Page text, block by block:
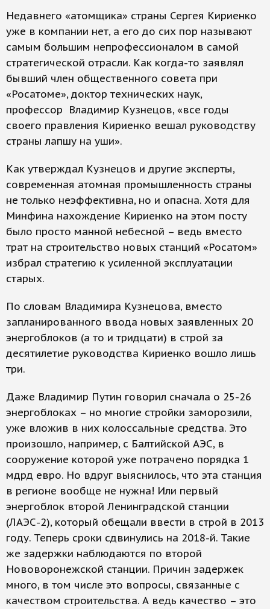
Недавнего «атомщика» страны Сергея Кириенко
уже в компании нет, а его до сих пор называют
самым большим непрофессионалом в самой
стратегической отрасли. Как когда-то заявлял
бывший член общественного совета при
«Росатоме», доктор технических наук,
профессор Владимир Кузнецов, «все годы
своего правления Кириенко вешал руководству
страны лапшу на уши».
Как утверждал Кузнецов и другие эксперты,
современная атомная промышленность страны
не только неэффективна, но и опасна. Хотя для
Минфина нахождение Кириенко на этом посту
было просто манной небесной – ведь вместо
трат на строительство новых станций «Росатом»
избрал стратегию к усиленной эксплуатации
старых.
По словам Владимира Кузнецова, вместо
запланированного ввода новых заявленных 20
энергоблоков (а то и тридцати) в строй за
десятилетие руководства Кириенко вошло лишь
три.
Даже Владимир Путин говорил сначала о 25-26
энергоблоках – но многие стройки заморозили,
уже вложив в них колоссальные средства. Это
произошло, например, с Балтийской АЭС, в
сооружение которой уже потрачено порядка 1
мдрд евро. Но вдруг выяснилось, что эта станция
в регионе вообще не нужна! Или первый
энергоблок второй Ленинградской станции
(ЛАЭС-2), который обещали ввести в строй в 2013
году. Теперь сроки сдвинулись на 2018-й. Такие
же задержки наблюдаются по второй
Нововоронежской станции. Причин задержек
много, в том числе это вопросы, связанные с
качеством строительства. А ведь качество – это